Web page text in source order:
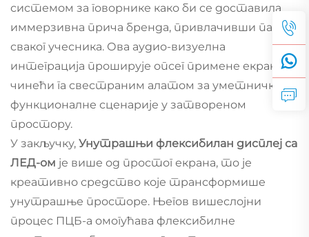
системом за говорнике како би се доставила
иммерзивна прича бренда, привлачивши пажњу
сваког учесника. Ова аудио-визуелна
интеграција проширује опсег примене екрана,
чинећи га свестраним алатом за уметничке и
функционалне сценарије у затвореном
простору.
У закључку, Унутрашњи флексибилан дисплеј са
ЛЕД-ом је више од простог екрана, то је
креативно средство које трансформише
унутрашње просторе. Његов вишеслојни
процес ПЦБ-а омогућава флексибилне